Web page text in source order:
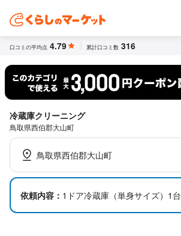
口コミの平均点 4.79 累計口コミ数 316
冷蔵庫クリーニング
鳥取県西伯郡大山町
鳥取県西伯郡大山町
依頼内容： 1ドア冷蔵庫（単身サイズ）1台